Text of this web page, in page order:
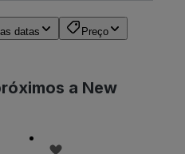
datas Preço
a New